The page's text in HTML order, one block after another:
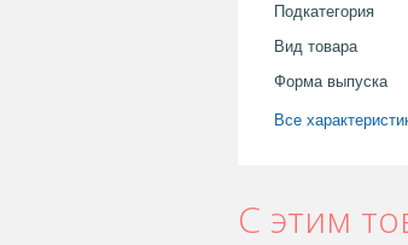
Подкатегория
Вид товара
Форма выпуска
Все
С этим